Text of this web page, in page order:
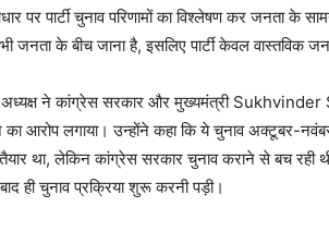
पर पार्टी चुनाव परिणामों का विश्लेषण कर जनता के
जनता के बीच जाना है, इसलिए पार्टी केवल वास्तविक
अध्यक्ष ने कांग्रेस सरकार और मुख्यमंत्री Sukhvinder
का आरोप लगाया। उन्होंने कहा कि ये चुनाव अक्टूबर-
था, लेकिन कांग्रेस सरकार चुनाव कराने से बच रही
ही चुनाव प्रक्रिया शुरू करनी पड़ी।